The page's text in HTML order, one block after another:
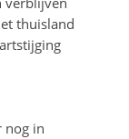
thuisland
nog in